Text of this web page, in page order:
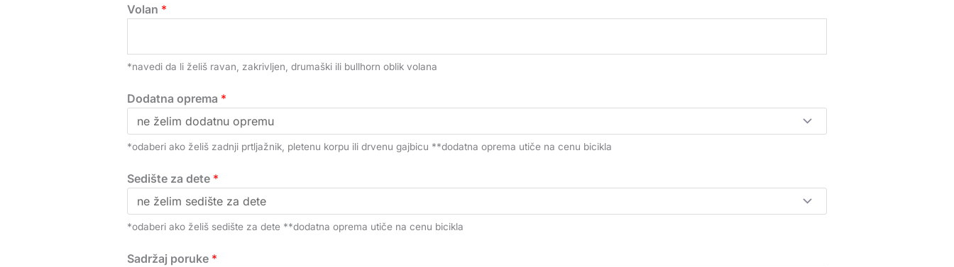
Volan *
*navedi da li želiš ravan, zakrivljen, drumaški ili bullhorn oblik volana
Dodatna oprema *
*odaberi ako želiš zadnji prtljažnik, pletenu korpu ili drvenu gajbicu **dodatna oprema utiče na cenu bicikla
Sedište za dete *
*odaberi ako želiš sedište za dete **dodatna oprema utiče na cenu bicikla
Sadržaj poruke *